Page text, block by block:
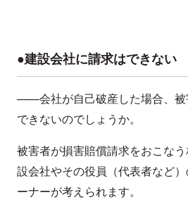
●建設会社に請求はできない
——会社が自己破産した場合、被
できないのでしょうか。
被害者が損害賠償請求をおこな
設会社やその役員（代表者など
ーナーが考えられます。